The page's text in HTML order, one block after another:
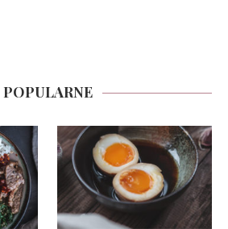
POPULARNE